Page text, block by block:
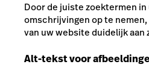
Door de juiste zoektermen in
omschrijvingen op te
van uw website duidelijk aan
Alt-tekst voor